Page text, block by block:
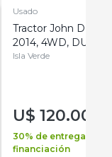
Usado
Tractor John Deere
2014, 4WD, DUAL
Isla Verde
U$ 120.000
30% de entrega +
financiación